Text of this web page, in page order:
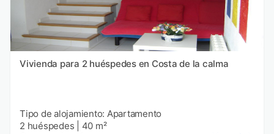
Vivienda para 2 huéspedes en Costa de la calma
Tipo de alojamiento: Apartamento
2 huéspedes
40 m²